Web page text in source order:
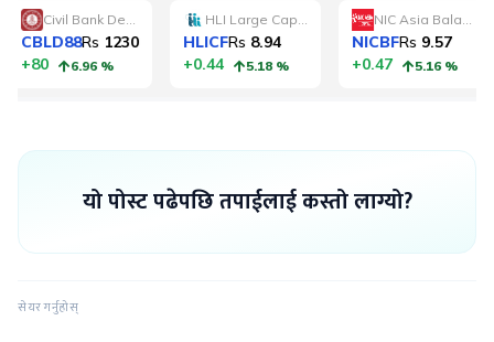
यो पोस्ट पढेपछि तपाईलाई कस्तो लाग्यो?
सेयर गर्नुहोस्